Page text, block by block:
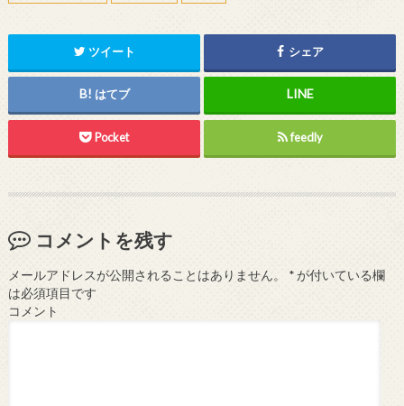
ツイート シェア
はてブ
Pocket feedly
コメントを残す
メールアドレスが公開されることはありません。 *が付いている欄
は必須項目です
コメント